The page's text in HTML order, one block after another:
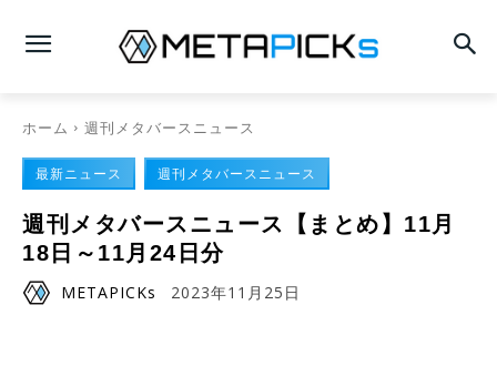
ホーム 週刊メタバースニュース
最新ニュース 週刊メタバースニュース
週刊メタバースニュース【まとめ】11月
18日～11月24日分
METAPICKs 2023年11月25日